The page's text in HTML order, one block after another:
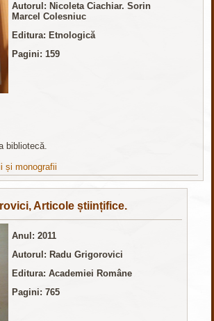
Autorul: Nicoleta Ciachiar. Sorin
Marcel Colesniuc
Editura: Etnologică
Pagini: 159
bibliotecă.
și monografii
Articole științifice.
Anul: 2011
Autorul: Radu Grigorovici
Editura: Academiei Române
Pagini: 765